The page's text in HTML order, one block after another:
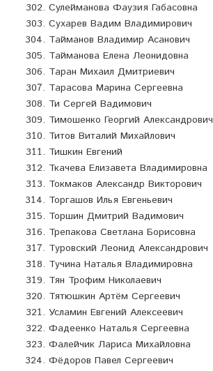
Сулейманова Фаузия Габасовна
Сухарев Вадим Владимирович
Тайманов Владимир Асанович
Тайманова Елена Леонидовна
Таран Михаил Дмитриевич
Тарасова Марина Сергеевна
Ти Сергей Вадимович
Тимошенко Георгий Александрович
Титов Виталий Михайлович
Тишкин Евгений
Ткачева Елизавета Владимировна
Токмаков Александр Викторович
Торгашов Илья Евгеньевич
Торшин Дмитрий Вадимович
Трепакова Светлана Борисовна
Туровский Леонид Александрович
Тучина Наталья Владимировна
Тян Трофим Николаевич
Тятюшкин Артём Сергеевич
Усламин Евгений Алексеевич
Фадеенко Наталья Сергеевна
Фалейчик Лариса Михайловна
Фёдоров Павел Сергеевич